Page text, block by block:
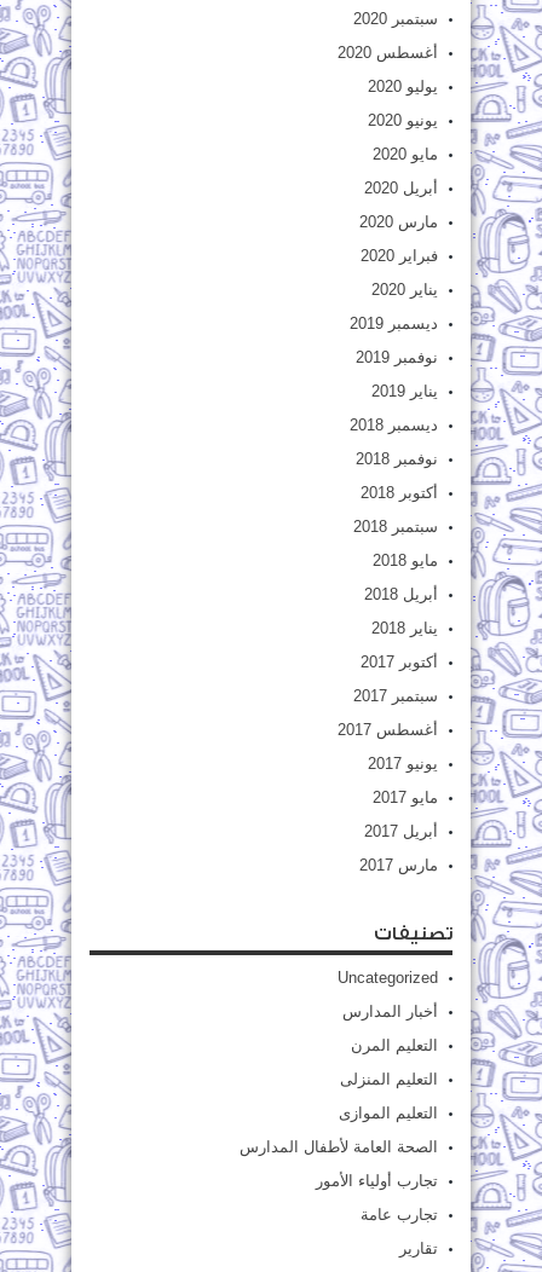
سبتمبر 2020
أغسطس 2020
يوليو 2020
يونيو 2020
مايو 2020
أبريل 2020
مارس 2020
فبراير 2020
يناير 2020
ديسمبر 2019
نوفمبر 2019
يناير 2019
ديسمبر 2018
نوفمبر 2018
أكتوبر 2018
سبتمبر 2018
مايو 2018
أبريل 2018
يناير 2018
أكتوبر 2017
سبتمبر 2017
أغسطس 2017
يونيو 2017
مايو 2017
أبريل 2017
مارس 2017
تصنيفات
Uncategorized
أخبار المدارس
التعليم المرن
التعليم المنزلى
التعليم الموازى
الصحة العامة لأطفال المدارس
تجارب أولياء الأمور
تجارب عامة
تقارير